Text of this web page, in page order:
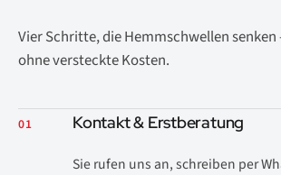
Vier Schritte, die Hemmschwellen
ohne versteckte Kosten.
01 Kontakt & Erstberatung
Sie rufen uns an, schreiben per